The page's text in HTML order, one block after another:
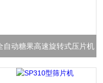
自动糖果高速旋转式压片机